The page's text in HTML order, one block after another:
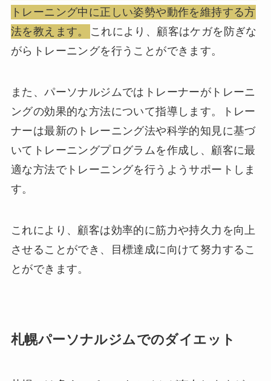
トレーニング中に正しい姿勢や動作を維持する方
法を教えます。
これにより、顧客はケガを防ぎな
がらトレーニングを行うことができます。
また、パーソナルジムではトレーナーがトレーニ
ングの効果的な方法について指導します。トレー
ナーは最新のトレーニング法や科学的知見に基づ
いてトレーニングプログラムを作成し、顧客に最
適な方法でトレーニングを行うようサポートしま
す。
これにより、顧客は効率的に筋力や持久力を向上
させることができ、目標達成に向けて努力するこ
とができます。
札幌パーソナルジムでのダイエット